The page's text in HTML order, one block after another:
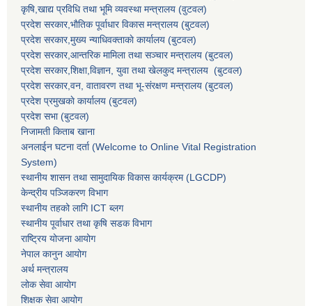
कृषि,खाद्य प्रविधि तथा भूमि व्यवस्था मन्त्रालय (वुटवल)
प्रदेश सरकार,भाैतिक पूर्वाधार विकास मन्त्रालय (बुटवल)
प्रदेश सरकार,मुख्य न्याधिवक्ताकाे कार्यालय (बुटवल)
प्रदेश सरकार,आन्तरिक मामिला तथा सञ्चार मन्त्रालय (बुटवल)
प्रदेश सरकार,शिक्षा,विज्ञान, युवा तथा खेलकुद मन्त्रालय (बुटवल)
प्रदेश सरकार,वन, वातावरण तथा भू-संरक्षण मन्त्रालय (बुटवल)
प्रदेश प्रमुखकाे कार्यालय (बुटवल)
प्रदेश सभा (बुटवल)
निजामती किताब खाना
अनलाईन घटना दर्ता (Welcome to Online Vital Registration
System)
स्थानीय शासन तथा सामुदायिक विकास कार्यक्रम (LGCDP)
केन्द्रीय पञ्जिकरण विभाग
स्थानीय तहको लागि ICT ब्लग
स्थानीय पूर्वाधार तथा कृषि सडक विभाग
राष्ट्रिय योजना आयोग
नेपाल कानुन आयोग
अर्थ मन्त्रालय
लोक सेवा आयोग
शिक्षक सेवा आयोग